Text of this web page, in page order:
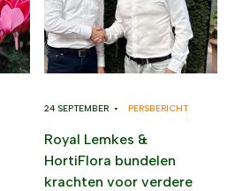
24 SEPTEMBER • PERSBERICHT
Royal Lemkes &
HortiFlora bundelen
krachten voor verdere